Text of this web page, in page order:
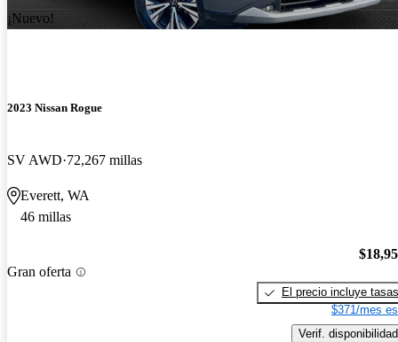
¡Nuevo!
2023 Nissan Rogue
SV AWD 72,267 millas
Everett, WA
46 millas
Gran oferta
El precio incluye tasas
$371/mes
Verif. disponibilidad